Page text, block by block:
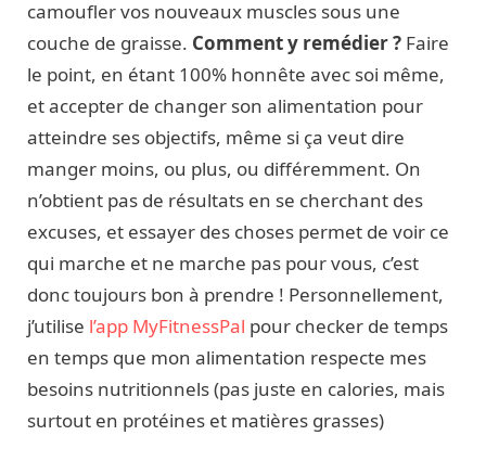
camoufler vos nouveaux muscles sous une
couche de graisse. Comment y remédier ? Faire
le point, en étant 100% honnête avec soi même,
et accepter de changer son alimentation pour
atteindre ses objectifs, même si ça veut dire
manger moins, ou plus, ou différemment. On
n’obtient pas de résultats en se cherchant des
excuses, et essayer des choses permet de voir ce
qui marche et ne marche pas pour vous, c’est
donc toujours bon à prendre ! Personnellement,
j’utilise l’app MyFitnessPal pour checker de temps
en temps que mon alimentation respecte mes
besoins nutritionnels (pas juste en calories, mais
surtout en protéines et matières grasses)